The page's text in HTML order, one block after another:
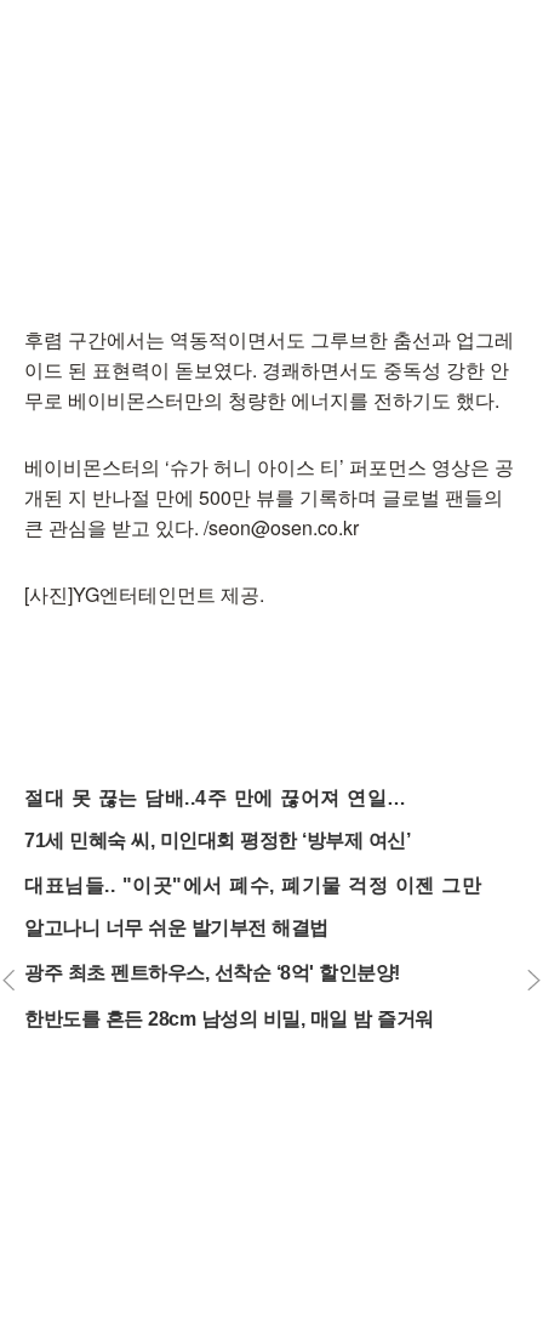
후렴 구간에서는 역동적이면서도 그루브한 춤선과 업그레
이드 된 표현력이 돋보였다. 경쾌하면서도 중독성 강한 안
무로 베이비몬스터만의 청량한 에너지를 전하기도 했다.
베이비몬스터의 ‘슈가 허니 아이스 티’ 퍼포먼스 영상은 공
개된 지 반나절 만에 500만 뷰를 기록하며 글로벌 팬들의
큰 관심을 받고 있다. /seon@osen.co.kr
[사진]YG엔터테인먼트 제공.